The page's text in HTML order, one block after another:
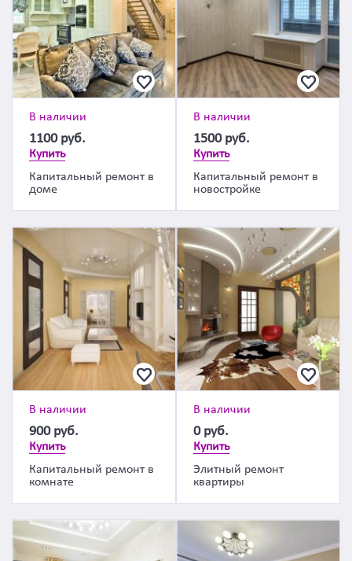
В наличии
1100 руб.
Купить
Капитальный ремонт в
доме
В наличии
1500 руб.
Купить
Капитальный ремонт в
новостройке
В наличии
900 руб.
Купить
Капитальный ремонт в
комнате
В наличии
0 руб.
Купить
Элитный ремонт
квартиры